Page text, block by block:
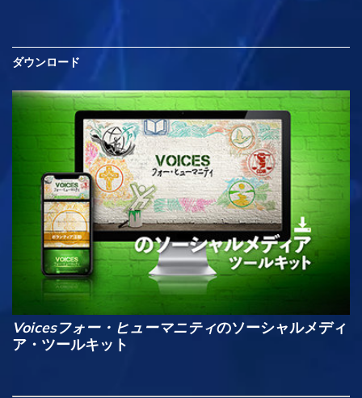
ダウンロード
Voicesフォー・ヒューマニティのソーシャルメディ
ア・ツールキット